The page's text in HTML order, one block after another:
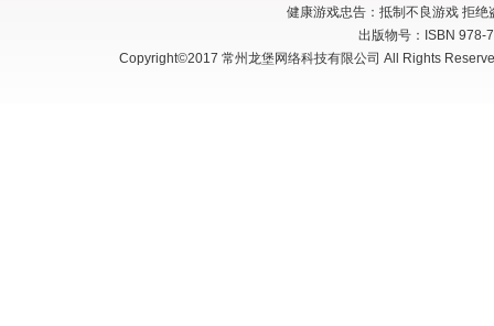
健康游戏忠告：抵制不良游戏 拒
出版物号：ISBN 978-
Copyright©2017 常州龙堡网络科技有限公司 All Rights